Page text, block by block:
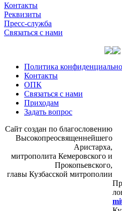
Контакты
Реквизиты
Пресс-служба
Связаться с нами
Политика
Контакты
ОПК
Связаться с нами
Приходам
Задать вопрос
Сайт со­здан по бла­го­сло­ве­нию
Вы­со­ко­прео­свя­щен­ней­ше­го
Ари­стар­ха,
мит­ро­по­ли­та Ке­ме­ров­ско­го и
Про­ко­пьев­ско­го,
гла­вы Куз­бас­ской мит­ро­по­лии